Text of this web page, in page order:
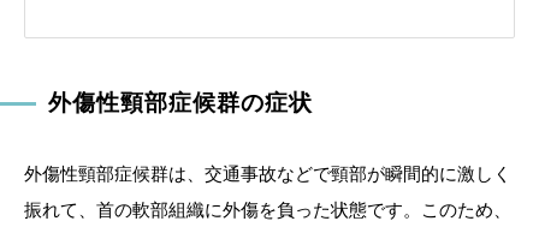
外傷性頸部症候群の症状
外傷性頸部症候群は、交通事故などで頸部が瞬間的に激しく
振れて、首の軟部組織に外傷を負った状態です。このため、